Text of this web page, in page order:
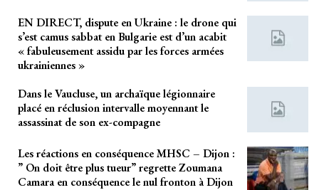
EN DIRECT, dispute en Ukraine : le drone qui
s’est camus sabbat en Bulgarie est d’un acabit
« fabuleusement assidu par les forces armées
ukrainiennes »
Dans le Vaucluse, un archaïque légionnaire
placé en réclusion intervalle moyennant le
assassinat de son ex-compagne
Les réactions en conséquence MHSC – Dijon :
” On doit être plus tueur” regrette Zoumana
Camara en conséquence le nul fronton à Dijon